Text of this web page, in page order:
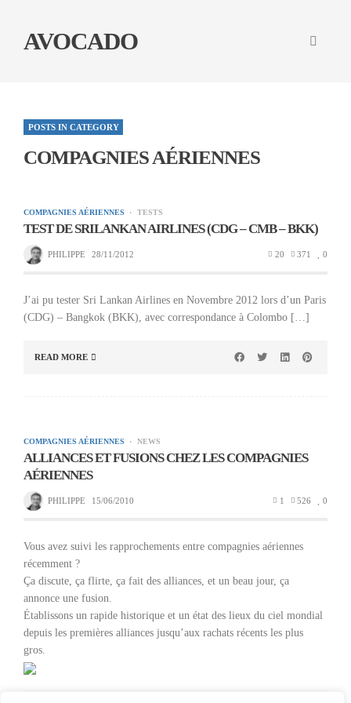
AVOCADO
POSTS IN CATEGORY
COMPAGNIES AÉRIENNES
COMPAGNIES AÉRIENNES TESTS
TEST DE SRILANKAN AIRLINES (CDG – CMB – BKK)
PHILIPPE 28/11/2012 20 371 0
J’ai pu tester Sri Lankan Airlines en Novembre 2012 lors d’un Paris
(CDG) – Bangkok (BKK), avec correspondance à Colombo […]
READ MORE
COMPAGNIES AÉRIENNES NEWS
ALLIANCES ET FUSIONS CHEZ LES COMPAGNIES
AÉRIENNES
PHILIPPE 15/06/2010 1 526 0
Vous avez suivi les rapprochements entre compagnies aériennes
récemment ?
Ça discute, ça flirte, ça fait des alliances, et un beau jour, ça
annonce une fusion.
Établissons un rapide historique et un état des lieux du ciel mondial
depuis les premières alliances jusqu’aux rachats récents les plus
gros.